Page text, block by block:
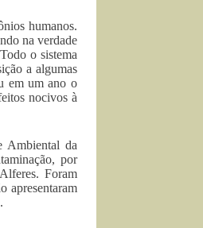
humanos.
na verdade
o sistema
a algumas
em um ano o
nocivos à
Ambiental da
por
Foram
apresentaram